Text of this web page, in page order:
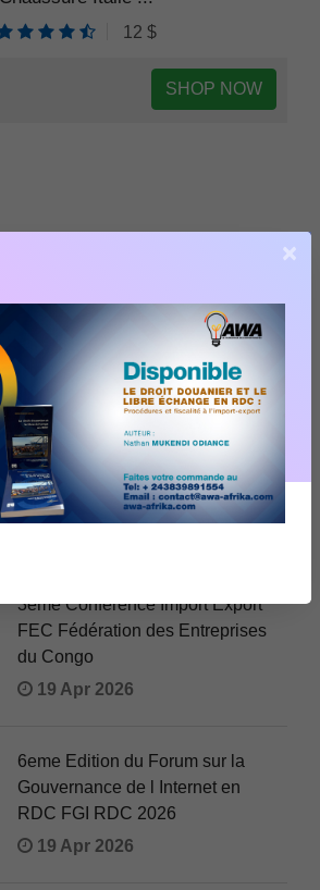
12 $
SHOP NOW
Webinaire Reporte Nouvelle
Date jeudi 30 Avril 2026 à 09h00
20 Apr 2026
Formation L Art du Pitch
20 Apr 2026
3eme Conference Import Export
FEC Fédération des Entreprises
du Congo
19 Apr 2026
6eme Edition du Forum sur la
Gouvernance de l Internet en
RDC FGI RDC 2026
19 Apr 2026
×